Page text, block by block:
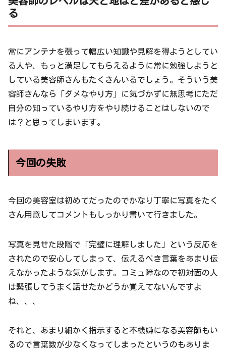
る
常にアンテナを張って幅広い知識や見解を得ようとしてい
る人や、もっと満足してもらえるように常に勉強しようと
している美容師さんもたくさんいるでしょう。そういう美
容師さんなら「ダメなやり方」に気づかずに無思考にただ
自分の知っているやり方をやり続けることはしないので
は？と思ってしまいます。
今回の失敗
今回の美容室は初めてだったのでかなり丁寧に写真をたく
さん用意してコメントもしっかり書いて行きました。
写真を見せた段階で「完璧に理解しました」という反応を
されたので安心してしまって、伝えるべき言葉をあまり伝
えなかったような気がします。コミュ障なので初対面の人
は緊張してうまく話せたかどうか覚えてないんですよ
ね、、、
それと、あまり細かく指示すると不機嫌になる美容師もい
るので言葉数が少なくなってしまったというのもありま